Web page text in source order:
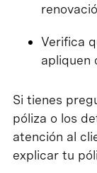
Verifica
apliquen
Si tienes
póliza o los
atención al
explicar tu